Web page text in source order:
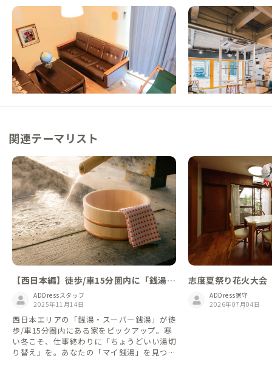
高松A邸
香川県
【駅徒歩20分】田園風景とアートが詰まった
先鋭的な家
この家からの距離 6km
高松C邸
香川県 ゲストハウス
【駅徒歩7分】イノ
キングホステル
この家からの距離 11km
関連テーマリスト
【西日本編】徒歩/車15分圏内に「銭湯」
がある家ADDressスタッフ
2025年11月14日
西日本エリアの「銭湯・スーパー銭湯」が徒
歩/車15分圏内にある家をピックアップ。寒
い冬こそ、仕事終わりに「ちょうどいい湯切
り替え」を。あなたの「マイ銭湯」を見つけ
志度夏祭り花火大
ADDress家守
2026年07月04日